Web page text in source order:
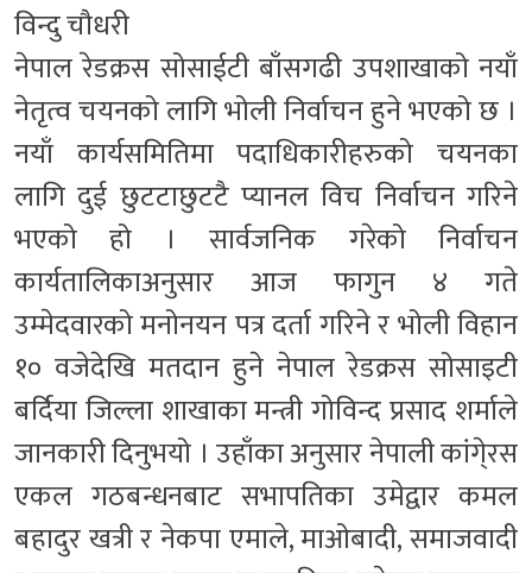
विन्दु चौधरी
नेपाल रेडक्रस सोसाईटी बाँसगढी उपशाखाको नयाँ
नेतृत्व चयनको लागि भोली निर्वाचन हुने भएको छ ।
नयाँ कार्यसमितिमा पदाधिकारीहरुको चयनका
लागि दुई छुटटाछुटटै प्यानल विच निर्वाचन गरिने
भएको हो । सार्वजनिक गरेको निर्वाचन
कार्यतालिकाअनुसार आज फागुन ४ गते
उम्मेदवारको मनोनयन पत्र दर्ता गरिने र भोली विहान
१० वजेदेखि मतदान हुने नेपाल रेडक्रस सोसाइटी
बर्दिया जिल्ला शाखाका मन्त्री गोविन्द प्रसाद शर्माले
जानकारी दिनुभयो । उहाँका अनुसार नेपाली कांगे्रस
एकल गठबन्धनबाट सभापतिका उमेद्वार कमल
बहादुर खत्री र नेकपा एमाले, माओबादी, समाजवादी